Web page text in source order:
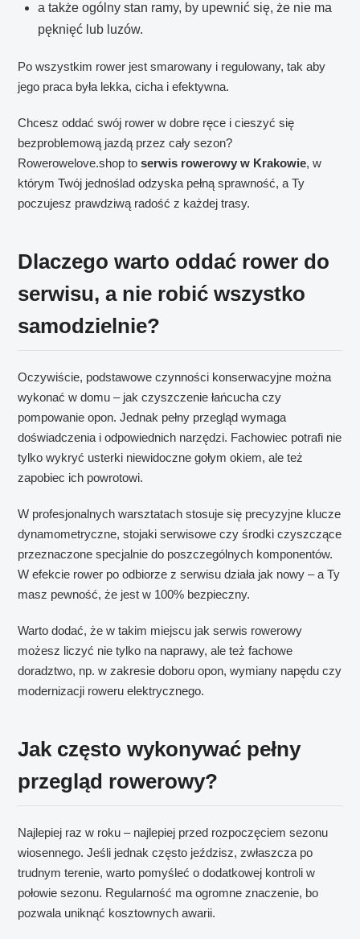
a także ogólny stan ramy, by upewnić się, że nie ma
pęknięć lub luzów.
Po wszystkim rower jest smarowany i regulowany, tak aby
jego praca była lekka, cicha i efektywna.
Chcesz oddać swój rower w dobre ręce i cieszyć się
bezproblemową jazdą przez cały sezon?
Rowerowelove.shop to serwis rowerowy w Krakowie, w
którym Twój jednoślad odzyska pełną sprawność, a Ty
poczujesz prawdziwą radość z każdej trasy.
Dlaczego warto oddać rower do
serwisu, a nie robić wszystko
samodzielnie?
Oczywiście, podstawowe czynności konserwacyjne można
wykonać w domu – jak czyszczenie łańcucha czy
pompowanie opon. Jednak pełny przegląd wymaga
doświadczenia i odpowiednich narzędzi. Fachowiec potrafi nie
tylko wykryć usterki niewidoczne gołym okiem, ale też
zapobiec ich powrotowi.
W profesjonalnych warsztatach stosuje się precyzyjne klucze
dynamometryczne, stojaki serwisowe czy środki czyszczące
przeznaczone specjalnie do poszczególnych komponentów.
W efekcie rower po odbiorze z serwisu działa jak nowy – a Ty
masz pewność, że jest w 100% bezpieczny.
Warto dodać, że w takim miejscu jak serwis rowerowy
możesz liczyć nie tylko na naprawy, ale też fachowe
doradztwo, np. w zakresie doboru opon, wymiany napędu czy
modernizacji roweru elektrycznego.
Jak często wykonywać pełny
przegląd rowerowy?
Najlepiej raz w roku – najlepiej przed rozpoczęciem sezonu
wiosennego. Jeśli jednak często jeździsz, zwłaszcza po
trudnym terenie, warto pomyśleć o dodatkowej kontroli w
połowie sezonu. Regularność ma ogromne znaczenie, bo
pozwala uniknąć kosztownych awarii.